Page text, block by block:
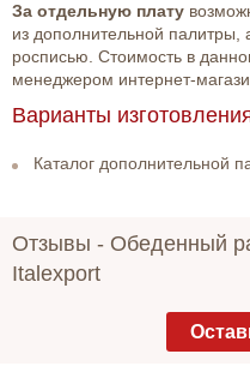
За отдельную плату
из дополнительной палитры,
росписью. Стоимость в
менеджером интернет-
Варианты
Каталог дополнительной
Отзывы - Обеденный
Italexport